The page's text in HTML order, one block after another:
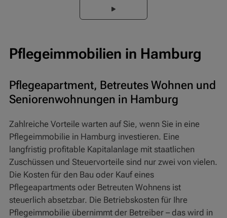
Pflegeimmobilien in Hamburg
Pflegeapartment, Betreutes Wohnen und
Seniorenwohnungen in Hamburg
Zahlreiche Vorteile warten auf Sie, wenn Sie in eine
Pflegeimmobilie in Hamburg investieren. Eine
langfristig profitable Kapitalanlage mit staatlichen
Zuschüssen und Steuervorteile sind nur zwei von vielen.
Die Kosten für den Bau oder Kauf eines
Pflegeapartments oder Betreuten Wohnens ist
steuerlich absetzbar. Die Betriebskosten für Ihre
Pflegeimmobilie übernimmt der Betreiber – das wird in